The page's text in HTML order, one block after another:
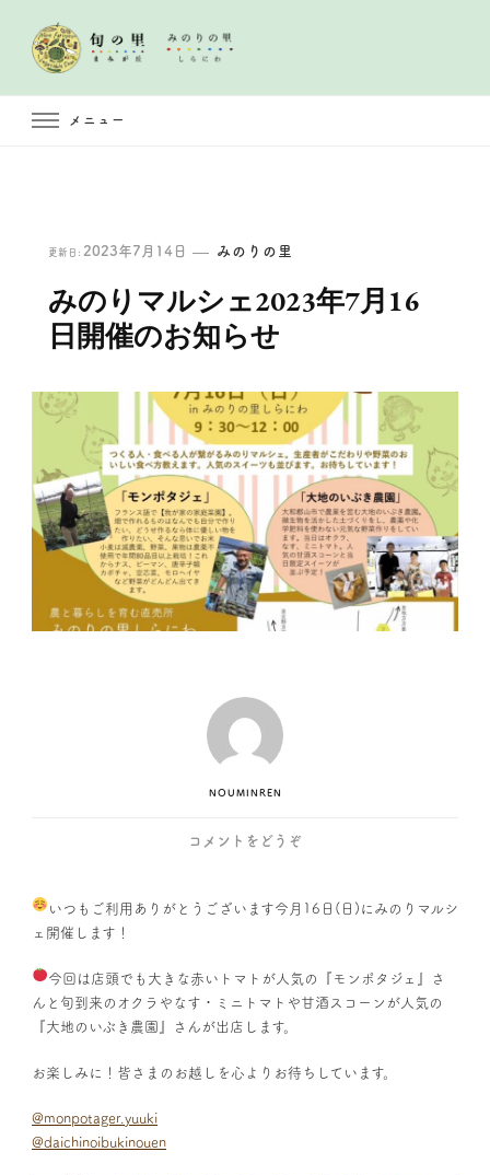
メニュー
更新日: 2023年7月14日 みのりの里
みのりマルシェ2023年7月16
日開催のお知らせ
NOUMINREN
コメントをどうぞ
マ
ェ
2023
月
いつもご利用ありがとうございます今月16日(日)にみのりマルシ
ェ開催します！
今回は店頭でも大きな赤いトマト が人気の『モンポタジェ』さ
んと旬到来のオクラやなす・ミニトマトや甘酒スコーンが人気の
『大地のいぶき農園』さんが出店します。
お楽しみに！皆さまのお越しを心よりお待ちしています。
@monpotager.yuuki
@daichinoibukinouen